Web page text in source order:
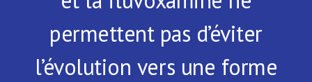
Publications
permettent pas d’éviter
l’évolution vers une forme